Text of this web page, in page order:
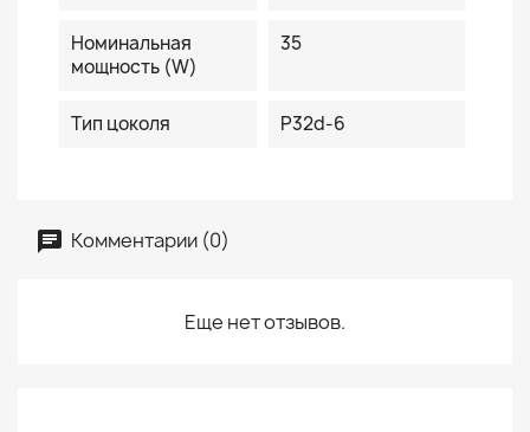
Номинальная
мощность (W)
35
Тип цоколя P32d-6
Комментарии (0)
Еще нет отзывов.